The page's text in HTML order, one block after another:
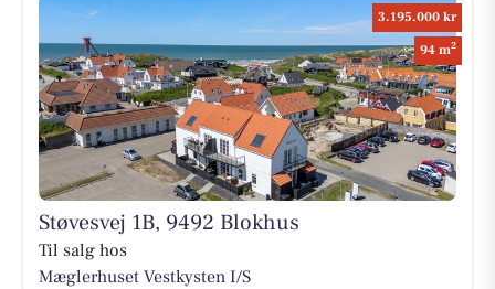
3.195.000 kr
94 m2
Støvesvej 1B, 9492 Blokhus
Til salg hos
Mæglerhuset Vestkysten I/S